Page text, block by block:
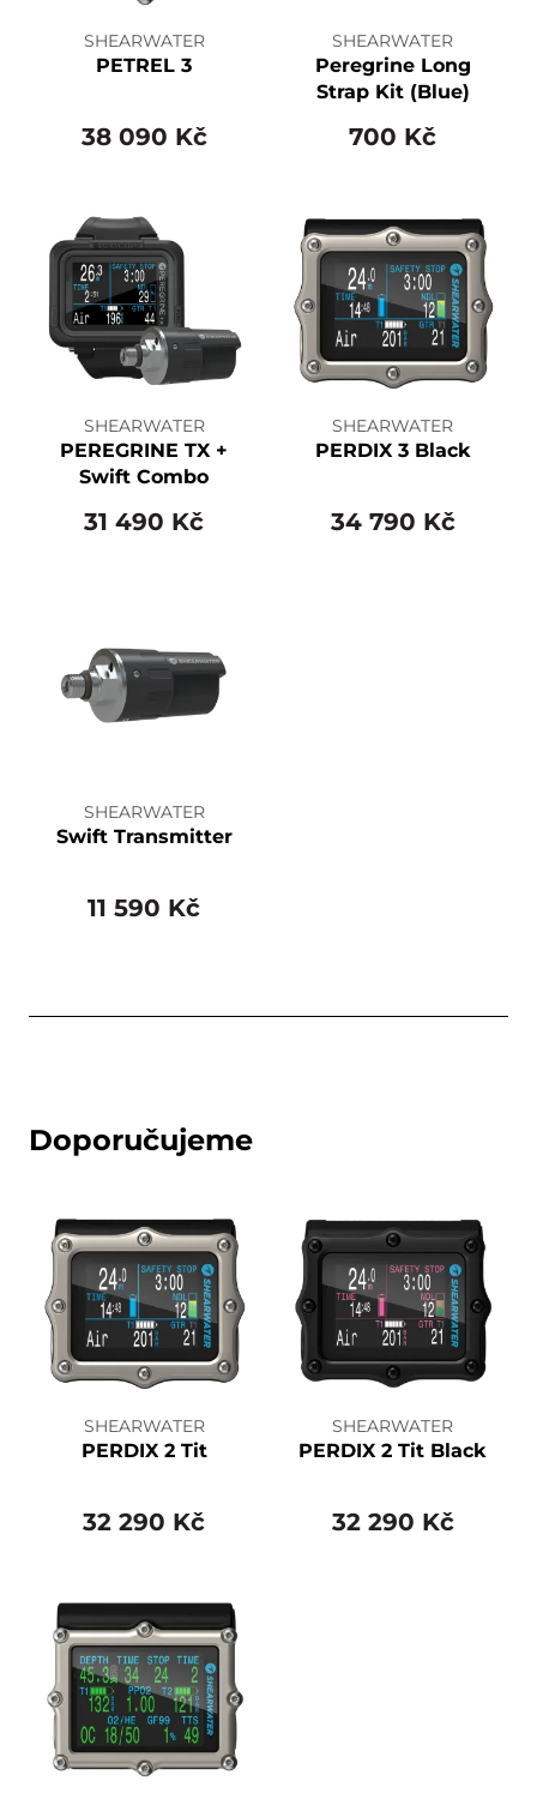
SHEARWATER
PETREL 3
38 090 Kč
SHEARWATER
Peregrine Long
Strap Kit (Blue)
700 Kč
SHEARWATER
PEREGRINE TX +
Swift Combo
31 490 Kč
SHEARWATER
PERDIX 3 Black
34 790 Kč
SHEARWATER
Swift Transmitter
11 590 Kč
Doporučujeme
SHEARWATER
PERDIX 2 Tit
32 290 Kč
SHEARWATER
PERDIX 2 Tit Black
32 290 Kč